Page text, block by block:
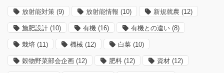
放射能対策 (9) 放射能情報 (10) 新規就農 (12)
施肥設計 (10) 有機 (16) 有機との違い (8)
栽培 (11) 機械 (12) 白菜 (10)
穀物野菜部会企画 (12) 肥料 (12) 資材 (12)